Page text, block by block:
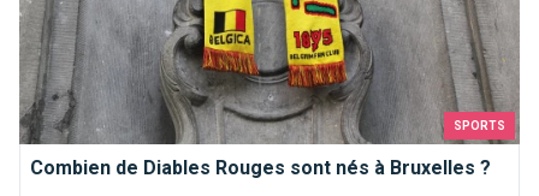
SPORTS
Combien de Diables Rouges sont nés à Bruxelles ?